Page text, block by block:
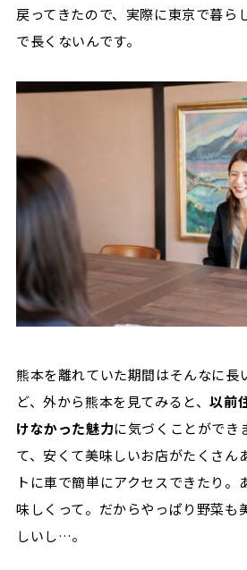
戻ってきたので、実際に東京で暮ら
で長くないんです。
熊本を離れていた期間はそんなに長
ど、外から熊本を見てみると、以前
けなかった魅力に気づくことができ
て、安くて美味しいお店がたくさん
トに車で簡単にアクセスできたり。
味しくって。だからやっぱり野菜も
しいし…。